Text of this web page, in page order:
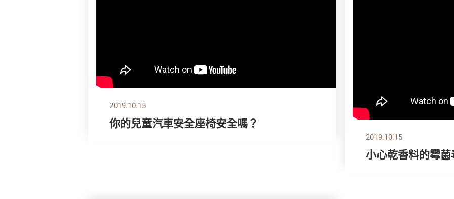
2019.10.15
你的兒童汽車安全座椅安全嗎？
2019.10.15
小心乾香料的霉菌